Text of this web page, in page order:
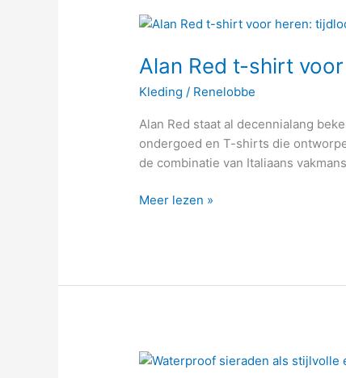
Alan Red t-shirt
Kleding / Renelobbe
Alan Red staat al decennialang
ondergoed en T-shirts die
de combinatie van Italiaans
Alan
t-
voor
heren:
tijdloos
comfort
Italiaanse
Meer lezen »
Waterproof